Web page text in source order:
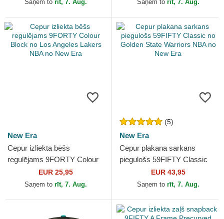
Saņem to rīt, 7. Aug. Saņem to rīt, 7. Aug.
New Era
Cepur izliekta bēšs
regulējams 9FORTY Colour
Block no Los Angeles Lakers
NBA no New Era
EUR 25,95
Saņem to rīt, 7. Aug.
(5)
New Era
Cepur plakana sarkans
piegulošs 59FIFTY Classic
no Golden State Warriors
NBA no New Era
EUR 43,95
Saņem to rīt, 7. Aug.